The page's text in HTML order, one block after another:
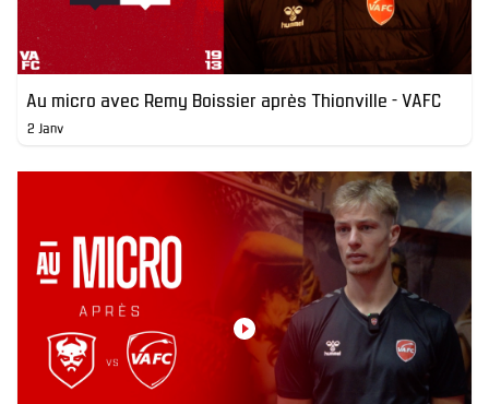
Au micro avec Remy Boissier après Thionville - VAFC
2 Janv